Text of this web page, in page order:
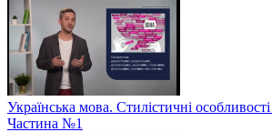
Українська мова. Стилістичні
Частина №1